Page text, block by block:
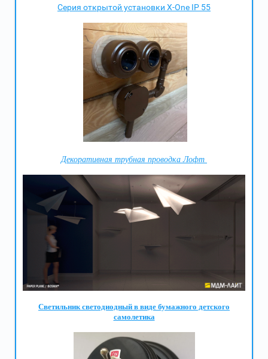
Серия открытой установки X-One IP 55
Декоративная трубная проводка Лофт
Светильник светодиодный в виде бумажного детского
самолетика